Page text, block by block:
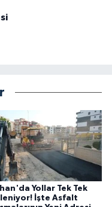
Yollar Tek Tek
İşte Asfalt